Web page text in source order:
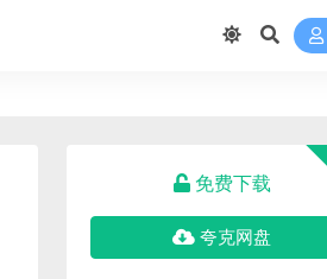
免费下载
夸克网盘